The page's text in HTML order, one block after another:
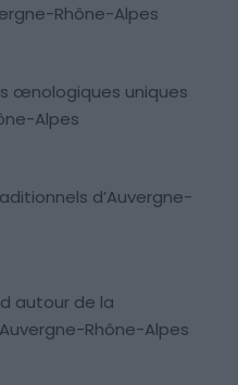
Rhône-Alpes
œnologiques uniques
Alpes
d’Auvergne-
autour de la
Rhône-Alpes